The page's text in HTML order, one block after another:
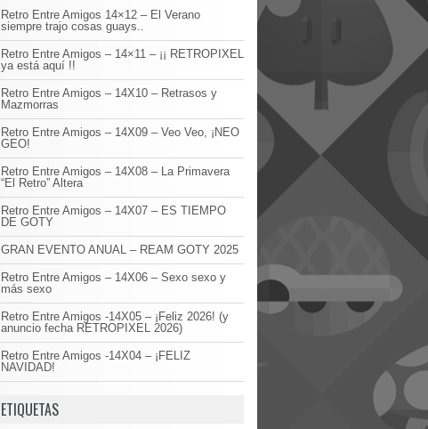
Retro Entre Amigos 14×12 – El Verano
siempre trajo cosas guays..
Retro Entre Amigos – 14×11 – ¡¡ RETROPIXEL
ya está aquí !!
Retro Entre Amigos – 14X10 – Retrasos y
Mazmorras
Retro Entre Amigos – 14X09 – Veo Veo, ¡NEO
GEO!
Retro Entre Amigos – 14X08 – La Primavera
“El Retro” Altera
Retro Entre Amigos – 14X07 – ES TIEMPO
DE GOTY
GRAN EVENTO ANUAL – REAM GOTY 2025
Retro Entre Amigos – 14X06 – Sexo sexo y
más sexo
Retro Entre Amigos -14X05 – ¡Feliz 2026! (y
anuncio fecha RETROPIXEL 2026)
Retro Entre Amigos -14X04 – ¡FELIZ
NAVIDAD!
ETIQUETAS